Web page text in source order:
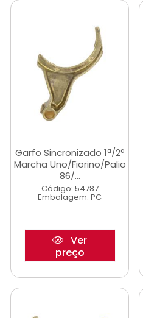
Garfo Sincronizado 1ª/2ª
Marcha Uno/Fiorino/Palio
86/...
Código: 54787
Embalagem: PC
Ver
preço